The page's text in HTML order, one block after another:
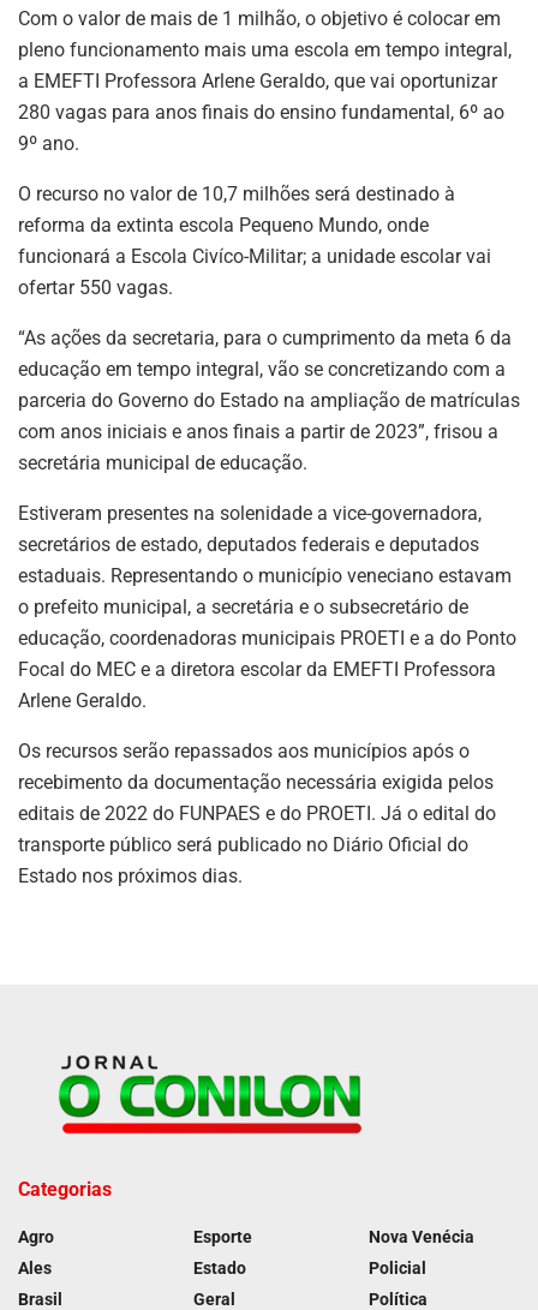
Com o valor de mais de 1 milhão, o objetivo é colocar em
pleno funcionamento mais uma escola em tempo integral,
a EMEFTI Professora Arlene Geraldo, que vai oportunizar
280 vagas para anos finais do ensino fundamental, 6º ao
9º ano.
O recurso no valor de 10,7 milhões será destinado à
reforma da extinta escola Pequeno Mundo, onde
funcionará a Escola Civíco-Militar; a unidade escolar vai
ofertar 550 vagas.
“As ações da secretaria, para o cumprimento da meta 6 da
educação em tempo integral, vão se concretizando com a
parceria do Governo do Estado na ampliação de matrículas
com anos iniciais e anos finais a partir de 2023”, frisou a
secretária municipal de educação.
Estiveram presentes na solenidade a vice-governadora,
secretários de estado, deputados federais e deputados
estaduais. Representando o município veneciano estavam
o prefeito municipal, a secretária e o subsecretário de
educação, coordenadoras municipais PROETI e a do Ponto
Focal do MEC e a diretora escolar da EMEFTI Professora
Arlene Geraldo.
Os recursos serão repassados aos municípios após o
recebimento da documentação necessária exigida pelos
editais de 2022 do FUNPAES e do PROETI. Já o edital do
transporte público será publicado no Diário Oficial do
Estado nos próximos dias.
Categorias
Agro
Ales
Brasil
Esporte
Estado
Geral
Nova Venécia
Policial
Política